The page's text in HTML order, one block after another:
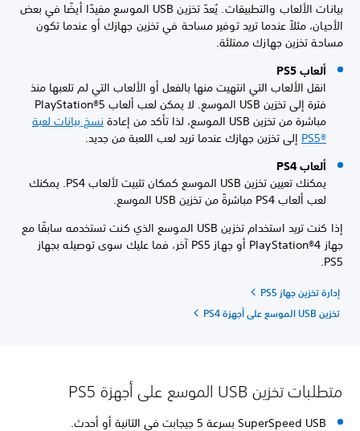
بيانات الألعاب والتطبيقات. يُعدّ تخزين USB الموسع مفيدًا أيضًا في بعض
الأحيان، مثلاً عندما تريد توفير مساحة في تخزين جهازك أو عندما تكون
مساحة تخزين جهازك ممتلئة.
ألعاب PS5
انقل الألعاب التي انتهيت منها بالفعل أو الألعاب التي لم تلعبها منذ
فترة إلى تخزين USB الموسع. لا يمكن لعب ألعاب PlayStation®5
مباشرة من تخزين USB الموسع، لذا تأكد من إعادة
نسخ بيانات لعبة
PS5®‎إلى تخزين جهازك عندما تريد لعب اللعبة من جديد.
ألعاب PS4
يمكنك تعيين تخزين USB الموسع كمكان تثبيت لألعاب PS4. يمكنك
لعب ألعاب PS4 مباشرةً من تخزين USB الموسع.
إذا كنت تريد استخدام تخزين USB الموسع الذي كنت تستخدمه سابقًا مع
جهاز PlayStation®4 أو جهاز PS5 آخر، فما عليك سوى توصيله بجهاز
PS5.
إدارة تخزين جهاز PS5
تخزين USB الموسع على أجهزة PS4
متطلبات تخزين USB الموسع على أجهزة PS5
SuperSpeed USB بسرعة 5 جيجابت في الثانية أو أحدث.